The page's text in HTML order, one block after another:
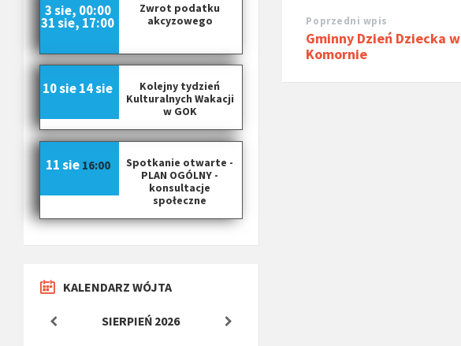
Poprzedni wpis
Gminny Dzień Dziecka w
Komornie
Zwrot podatku
akcyzowego
3 sie, 00:00
31 sie, 17:00
Kolejny tydzień
Kulturalnych Wakacji
w GOK
10 sie14 sie
Spotkanie otwarte -
PLAN OGÓLNY -
konsultacje
społeczne
11 sie 16:00
KALENDARZ WÓJTA
SIERPIEŃ 2026